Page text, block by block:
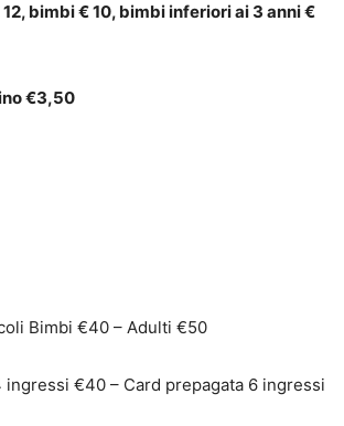
bimbi € 10, bimbi inferiori ai 3 anni €
€3,50
Bimbi €40 – Adulti €50
ingressi €40 – Card prepagata 6 ingressi